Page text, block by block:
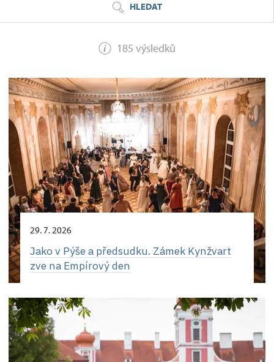
HLEDAT
185 výsledků
29. 7. 2026
Jako v Pýše a předsudku. Zámek Kynžvart
zve na Empírový den